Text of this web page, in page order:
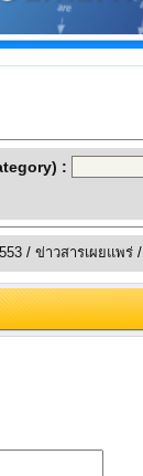
:
/ ข่าวสารเผยแพร่/